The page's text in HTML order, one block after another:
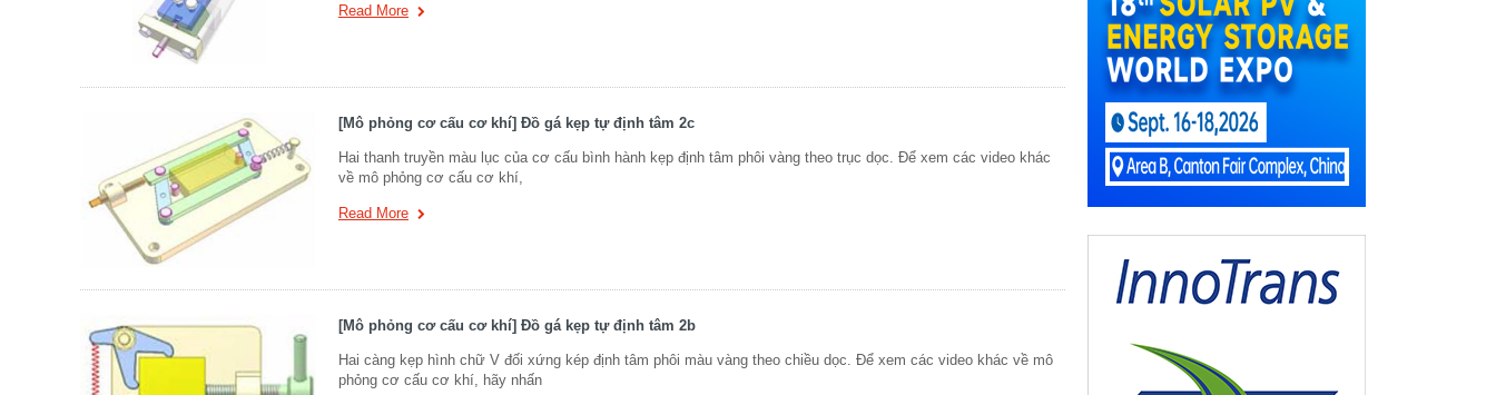
Read More
[Mô phỏng cơ cấu cơ khí] Đồ gá kẹp tự định tâm 2c
Hai thanh truyền màu lục của cơ cấu bình hành kẹp định tâm phôi vàng theo trục dọc. Để xem các video khác
về mô phỏng cơ cấu cơ khí,
Read More
[Mô phỏng cơ cấu cơ khí] Đồ gá kẹp tự định tâm 2b
Hai càng kẹp hình chữ V đối xứng kép định tâm phôi màu vàng theo chiều dọc. Để xem các video khác về mô
phỏng cơ cấu cơ khí, hãy nhấn